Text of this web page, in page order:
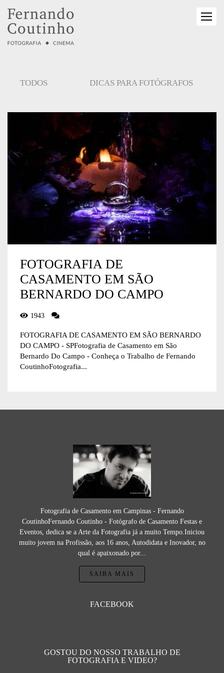
TODOS DICAS PARA FOTÓGRAFOS
FOTOGRAFIA DE
CASAMENTO EM SÃO
BERNARDO DO CAMPO
1943
FOTOGRAFIA DE CASAMENTO EM SÃO BERNARDO
DO CAMPO - SPFotografia de Casamento em São
Bernardo Do Campo - Conheça o Trabalho de Fernando
CoutinhoFotografia...
Fotografia de Casamento em Campinas - Fernando
CoutinhoFernando Coutinho - Fotógrafo de Casamento Festas e
Eventos, dedica se a Arte da Fotografia já a muito Tempo.Iniciou
muito jovem na Profissão, aos 16 anos, Autodidata e Inovador, no
qual é apaixonado por...
SAIBA MAIS
FACEBOOK
GOSTOU DO NOSSO TRABALHO DE
FOTOGRAFIA E VIDEO?